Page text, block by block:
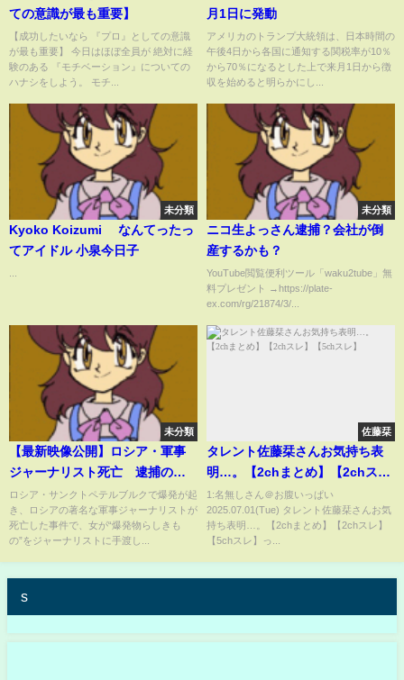
ての意識が最も重要】
【成功したいなら 『プロ』としての意識
が最も重要】 今日はほぼ全員が 絶対に経
験のある 『モチベーション』についての
ハナシをしよう。 モチ...
月1日に発動
アメリカのトランプ大統領は、日本時間の
午後4日から各国に通知する関税率が10％
から70％になるとした上で来月1日から徴
収を始めると明らかにし...
未分類
Kyoko Koizumi なんてったっ
てアイドル 小泉今日子
未分類
ニコ生よっさん逮捕？会社が倒
産するかも？
YouTube閲覧便利ツール「waku2tube」無
料プレゼント →https://plate-
ex.com/rg/21874/3/...
未分類
【最新映像公開】ロシア・軍事
ジャーナリスト死亡 逮捕の女
が“爆発物”手渡す…
ロシア・サンクトペテルブルクで爆発が起
き、ロシアの著名な軍事ジャーナリストが
死亡した事件で、女が“爆発物らしきも
の”をジャーナリストに手渡し...
佐藤栞
タレント佐藤栞さんお気持ち表
明…。【2chまとめ】【2chス
レ】【5chスレ】
1:名無しさん＠お腹いっぱい
2025.07.01(Tue) タレント佐藤栞さんお気
持ち表明…。【2chまとめ】【2chスレ】
【5chスレ】っ...
s